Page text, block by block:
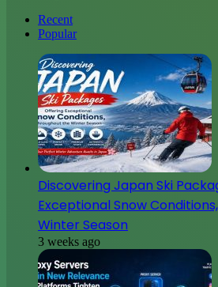
Recent
Popular
Discovering Japan Ski
Exceptional Snow
Winter Season
3 weeks ago